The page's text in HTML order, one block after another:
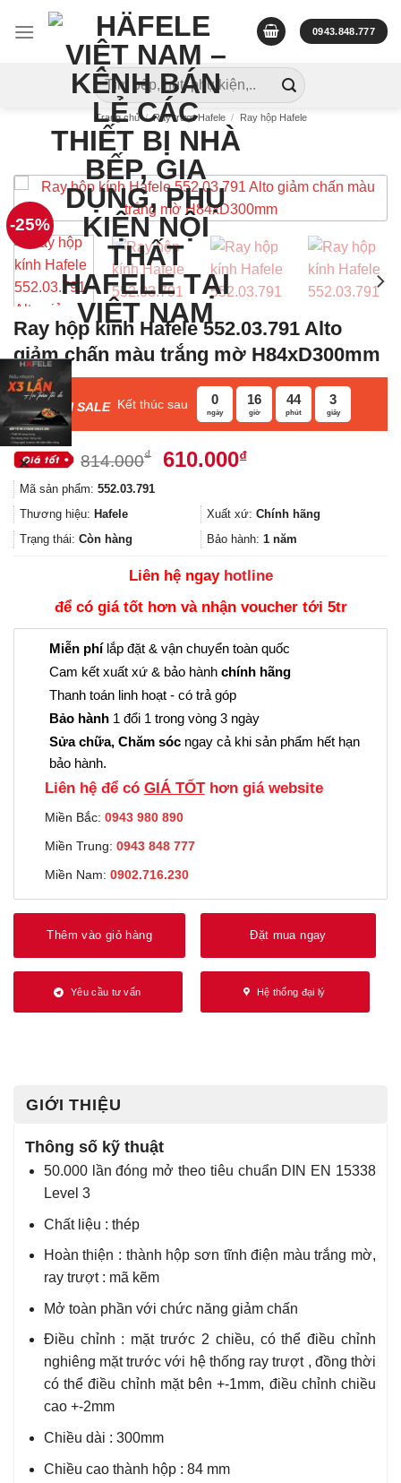
0943.848.777
Tìm
kiếm:
Trang chủ / Ray trượt Hafele / Ray hộp Hafele
-25%
Ray hộp kính Hafele 552.03.791 Alto
giảm chấn màu trắng mờ H84xD300mm
F ASH SALE Kết thúc sau 0
ngày
16
giờ
44
phút
2
giây
814.000₫
Giá
814.000₫.
610.000₫Giá
là:
610.000₫.
Mã sản phẩm: 552.03.791
Thương hiệu: Hafele Xuất xứ: Chính hãng
Trạng thái: Còn hàng Bảo hành: 1 năm
Liên hệ ngay hotline
để có giá tốt hơn và nhận voucher tới 5tr
Miễn phílắp đặt & vận chuyển toàn quốc
Cam kết xuất xứ & bảo hành chính hãng
Thanh toán linh hoạt - có trả góp
Bảo hành 1 đổi 1 trong vòng 3 ngày
Sửa chữa, Chăm sóc ngay cả khi sản phẩm hết hạn
bảo hành.
Liên hệ để có GIÁ TỐThơn giá website
Miền Bắc: 0943 980 890
Miền Trung: 0943 848 777
Miền Nam: 0902.716.230
Thêm vào giỏ hàng Đặt mua ngay
Yêu cầu tư vấn Hệ thống đại lý
GIỚI THIỆU
Thông số kỹ thuật
50.000 lần đóng mở theo tiêu chuẩn DIN EN 15338
Level 3
Chất liệu : thép
Hoàn thiện : thành hộp sơn tĩnh điện màu trắng mờ,
ray trượt : mã kẽm
Mở toàn phần với chức năng giảm chấn
Điều chỉnh : mặt trước 2 chiều, có thể điều chỉnh
nghiêng mặt trước với hệ thống ray trượt , đồng thời
có thể điều chỉnh mặt bên +-1mm, điều chỉnh chiều
cao +-2mm
Chiều dài : 300mm
Chiều cao thành hộp : 84 mm
✕